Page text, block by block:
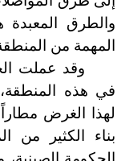
والطرق المعبدة
المهمة من
وقد عملت
في هذه
بناء الكثير من